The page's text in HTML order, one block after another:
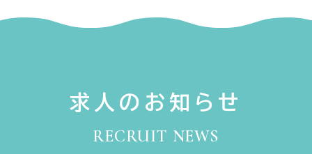
求人のお知らせ
RECRUIT NEWS